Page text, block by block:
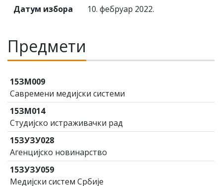
Датум избора 10. фебруар 2022.
Предмети
15ЗМ009
Савремени медијски системи
15ЗМ014
Студијско истраживачки рад
15ЗУЗУ028
Агенцијско новинарство
15ЗУЗУ059
Медијски систем Србије